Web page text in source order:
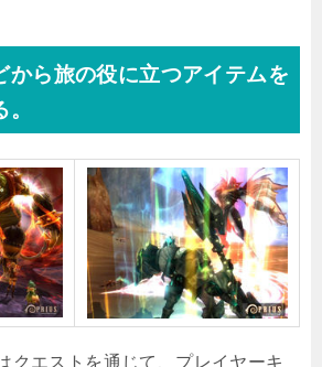
から旅の役に立つアイテムを
クエストを通じて、プレイヤーキ